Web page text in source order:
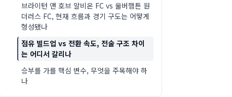
브라이턴 앤 호브 알비온 FC vs 울버햄튼 원
더러스 FC, 현재 흐름과 경기 구도는 어떻게
형성됐나
점유 빌드업 vs 전환 속도, 전술 구조 차이
는 어디서 갈리나
승부를 가를 핵심 변수, 무엇을 주목해야 하
나